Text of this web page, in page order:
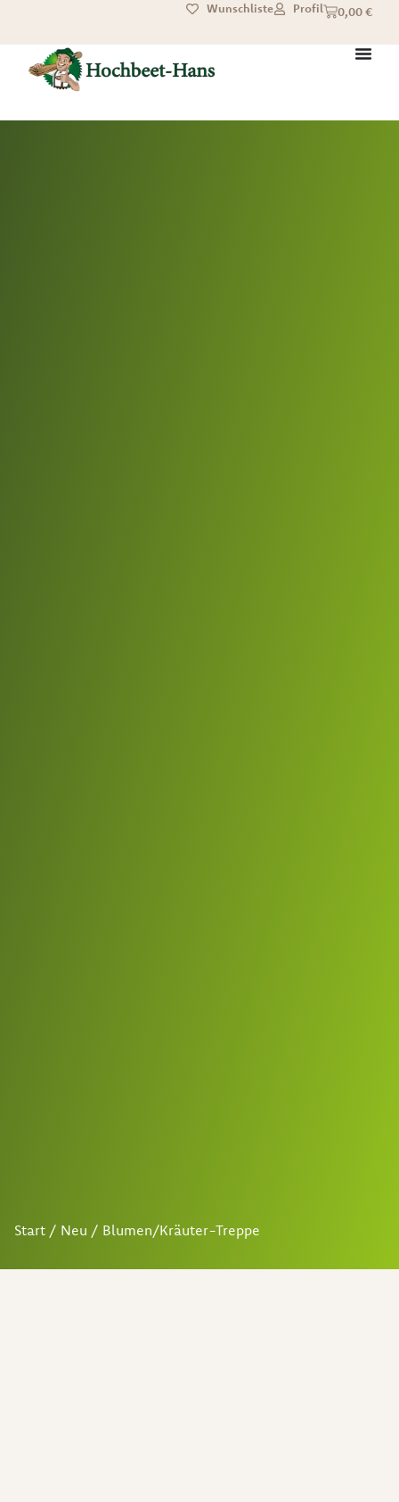
0,00€
Wunschliste Profil
Start / Neu / Blumen/Kräuter-Treppe